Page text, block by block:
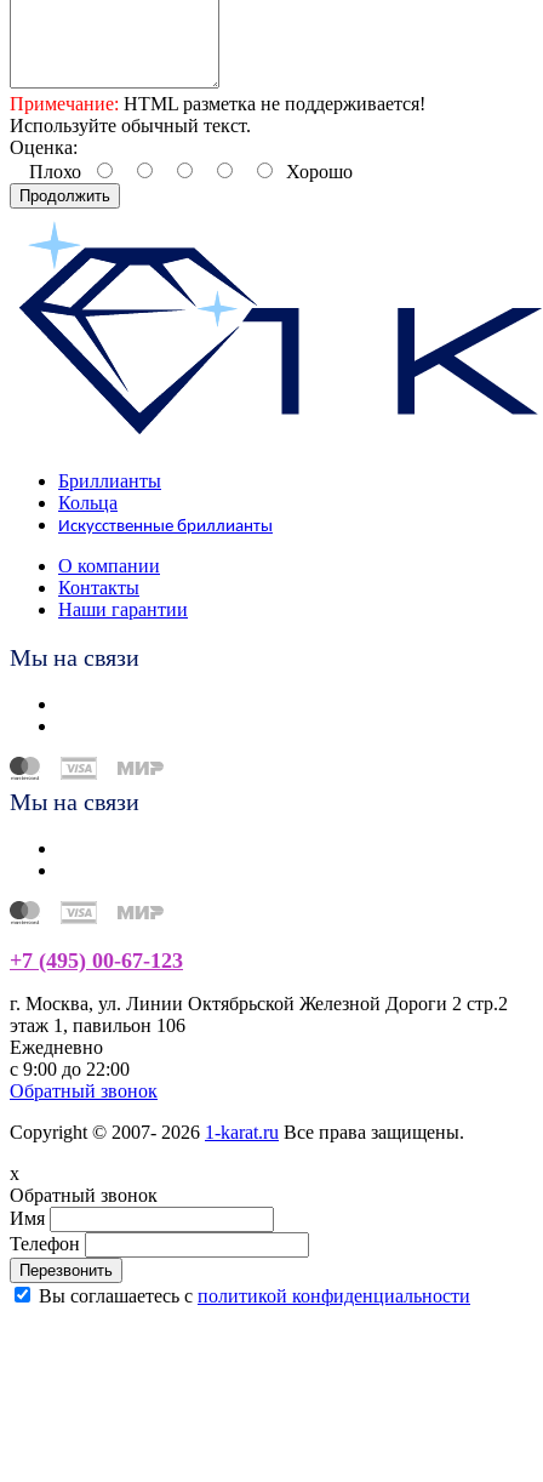
Примечание: HTML разметка не поддерживается!
Используйте обычный текст.
Оценка:
Плохо
Хорошо
Продолжить
Бриллианты
Кольца
Искусственные бриллианты
О компании
Контакты
Наши гарантии
Мы на связи
Мы на связи
+7 (495) 00-67-123
г. Москва, ул. Линии Октябрьской Железной Дороги 2 стр.2
этаж 1, павильон 106
Ежедневно
с 9:00 до 22:00
Обратный звонок
Copyright © 2007- 2026 1-karat.ru Все права защищены.
x
Обратный звонок
Имя
Телефон
Перезвонить
Вы соглашаетесь с политикой конфиденциальности